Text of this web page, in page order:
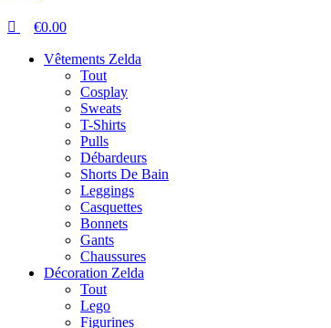
€0.00
Vêtements Zelda
Tout
Cosplay
Sweats
T-Shirts
Pulls
Débardeurs
Shorts De Bain
Leggings
Casquettes
Bonnets
Gants
Chaussures
Décoration Zelda
Tout
Lego
Figurines